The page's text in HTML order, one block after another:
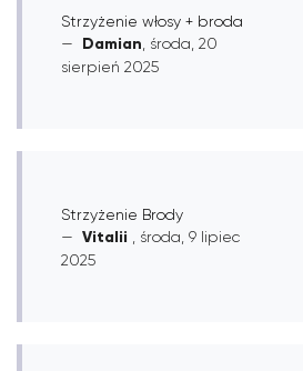
Strzyżenie włosy + broda
Damian , środa, 20
sierpień 2025
Strzyżenie Brody
Vitalii
, środa, 9 lipiec
2025